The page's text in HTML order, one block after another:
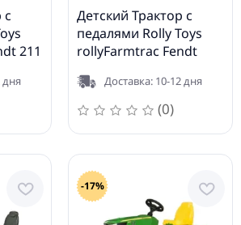
с
211
дня
Детский Трактор с
педалями Rolly Toys
rollyFarmtrac Fendt
611058Доставка: 10-12 дня
(0)
-17%